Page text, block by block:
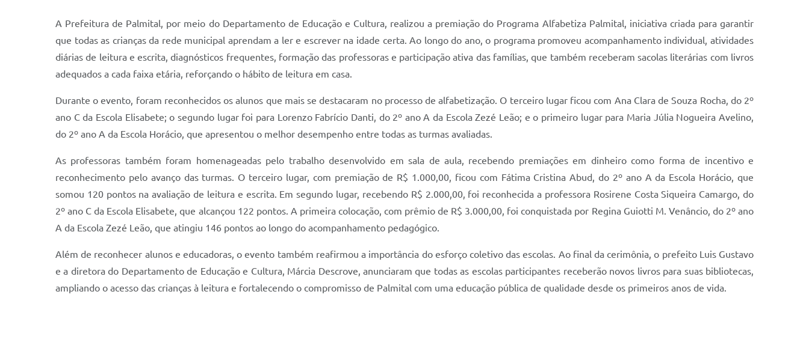
A Prefeitura de Palmital, por meio do Departamento de Educação e Cultura, realizou a premiação do Programa Alfabetiza Palmital, iniciativa criada para garantir
que todas as crianças da rede municipal aprendam a ler e escrever na idade certa. Ao longo do ano, o programa promoveu acompanhamento individual, atividades
diárias de leitura e escrita, diagnósticos frequentes, formação das professoras e participação ativa das famílias, que também receberam sacolas literárias com livros
adequados a cada faixa etária, reforçando o hábito de leitura em casa.
Durante o evento, foram reconhecidos os alunos que mais se destacaram no processo de alfabetização. O terceiro lugar ficou com Ana Clara de Souza Rocha, do 2º
ano C da Escola Elisabete; o segundo lugar foi para Lorenzo Fabrício Danti, do 2º ano A da Escola Zezé Leão; e o primeiro lugar para Maria Júlia Nogueira Avelino,
do 2º ano A da Escola Horácio, que apresentou o melhor desempenho entre todas as turmas avaliadas.
As professoras também foram homenageadas pelo trabalho desenvolvido em sala de aula, recebendo premiações em dinheiro como forma de incentivo e
reconhecimento pelo avanço das turmas. O terceiro lugar, com premiação de R$ 1.000,00, ficou com Fátima Cristina Abud, do 2º ano A da Escola Horácio, que
somou 120 pontos na avaliação de leitura e escrita. Em segundo lugar, recebendo R$ 2.000,00, foi reconhecida a professora Rosirene Costa Siqueira Camargo, do
2º ano C da Escola Elisabete, que alcançou 122 pontos. A primeira colocação, com prêmio de R$ 3.000,00, foi conquistada por Regina Guiotti M. Venâncio, do 2º ano
A da Escola Zezé Leão, que atingiu 146 pontos ao longo do acompanhamento pedagógico.
Além de reconhecer alunos e educadoras, o evento também reafirmou a importância do esforço coletivo das escolas. Ao final da cerimônia, o prefeito Luis Gustavo
e a diretora do Departamento de Educação e Cultura, Márcia Descrove, anunciaram que todas as escolas participantes receberão novos livros para suas bibliotecas,
ampliando o acesso das crianças à leitura e fortalecendo o compromisso de Palmital com uma educação pública de qualidade desde os primeiros anos de vida.